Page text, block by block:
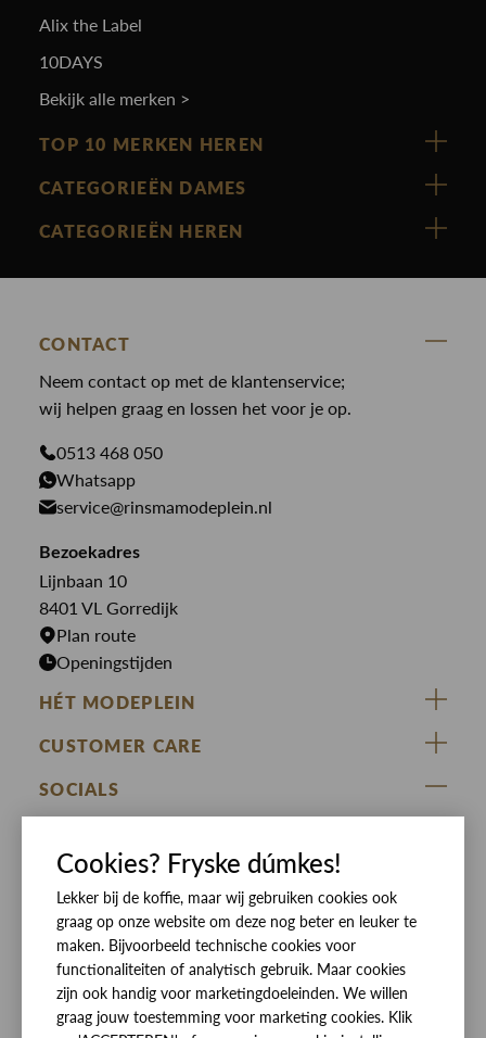
Alix the Label
10DAYS
Bekijk alle merken >
TOP 10 MERKEN HEREN
Vanguard
Cast Iron
State Of Art
Paul en Shark
Genti
PME Legend
Butcher of Blue
Bekijk alle merken >
CATEGORIEËN DAMES
Nieuw binnen
Blouses
Broeken
Gilets
Jassen
Jeans
Jurken
Rokken
CATEGORIEËN HEREN
Broeken
Colberts
Giftcards
Jassen
Overhemden
T-shirts
CONTACT
Neem contact op met de klantenservice;
wij helpen graag en lossen het voor je op.
0513 468 050
Whatsapp
service@rinsmamodeplein.nl
Bezoekadres
Lijnbaan 10
8401 VL Gorredijk
Plan route
Openingstijden
HÉT MODEPLEIN
ZIJ VAN RINSMA
DE HEEREN VAN RINSMA
RINSMA.CONCEPTS
Eten en drinken
Openingstijden
Werken bij RINSMA
CUSTOMER CARE
Veelgestelde vragen
Retourneren & Ruilen
Betaalmethoden
Bezorgen
Contact
Reviews
SOCIALS
Cookies? Fryske dúmkes!
Lekker bij de koffie, maar wij gebruiken cookies ook
graag op onze website om deze nog beter en leuker te
maken. Bijvoorbeeld technische cookies voor
functionaliteiten of analytisch gebruik. Maar cookies
zijn ook handig voor marketingdoeleinden. We willen
graag jouw toestemming voor marketing cookies. Klik